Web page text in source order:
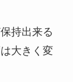
持出来る
大きく変